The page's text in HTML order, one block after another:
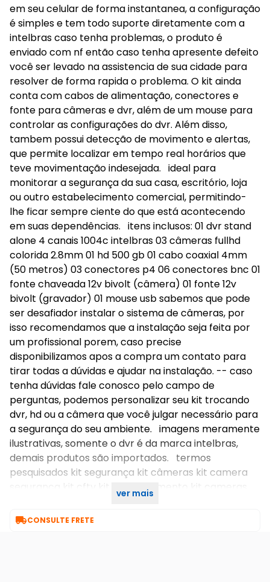
em seu celular de forma instantanea, a configuração
é simples e tem todo suporte diretamente com a
intelbras caso tenha problemas, o produto é
enviado com nf então caso tenha apresente defeito
você ser levado na assistencia de sua cidade para
resolver de forma rapida o problema. O kit ainda
conta com cabos de alimentação, conectores e
fonte para câmeras e dvr, além de um mouse para
controlar as configurações do dvr. Além disso,
tambem possui detecção de movimento e alertas,
que permite localizar em tempo real horários que
teve movimentação indesejada. ideal para
monitorar a segurança da sua casa, escritório, loja
ou outro estabelecimento comercial, permitindo-
lhe ficar sempre ciente do que está acontecendo
em suas dependências. itens inclusos: 01 dvr stand
alone 4 canais 1004c intelbras 03 câmeras fullhd
colorida 2.8mm 01 hd 500 gb 01 cabo coaxial 4mm
(50 metros) 03 conectores p4 06 conectores bnc 01
fonte chaveada 12v bivolt (câmera) 01 fonte 12v
bivolt (gravador) 01 mouse usb sabemos que pode
ser desafiador instalar o sistema de câmeras, por
isso recomendamos que a instalação seja feita por
um profissional porem, caso precise
disponibilizamos apos a compra um contato para
tirar todas a dúvidas e ajudar na instalação. -- caso
tenha dúvidas fale conosco pelo campo de
perguntas, podemos personalizar seu kit trocando
dvr, hd ou a câmera que você julgar necessário para
a segurança do seu ambiente. imagens meramente
ilustrativas, somente o dvr é da marca intelbras,
demais produtos são importados. termos
pesquisados kit segurança kit câmeras kit camera
seguranca kit cftv kit monitoramento kit cameras
ver mais
CONSULTE FRETE